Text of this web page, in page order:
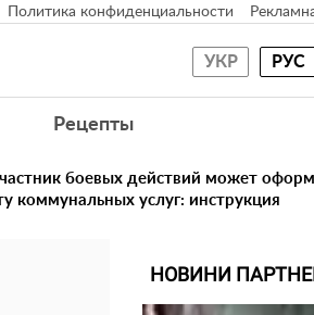
Политика конфиденциальности
УКР РУС
Рецепты
боевых действий может
коммунальных услуг: инструкция
НОВИНИ